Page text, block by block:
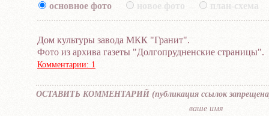
основное фото новое фото план-схема
Дом культуры завода МКК "Гранит".
Фото из архива газеты "Долгопрудненские страницы".
Комментарии: 1
OCTABИTЬ KOММEНTAPИЙ (публикaция ccылок
вaшe имя